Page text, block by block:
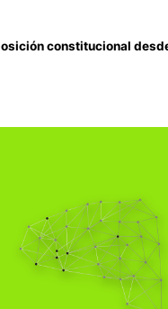
constitucional